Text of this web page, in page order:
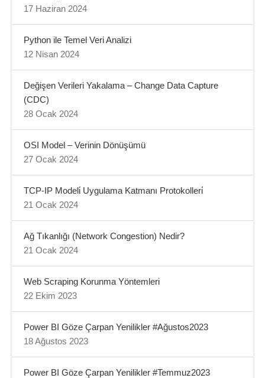
17 Haziran 2024
Python ile Temel Veri Analizi
12 Nisan 2024
Değişen Verileri Yakalama – Change Data Capture
(CDC)
28 Ocak 2024
OSI Model – Verinin Dönüşümü
27 Ocak 2024
TCP-IP Modeli̇ Uygulama Katmanı Protokolleri̇
21 Ocak 2024
Ağ Tıkanlığı (Network Congestion) Nedir?
21 Ocak 2024
Web Scraping Korunma Yöntemleri
22 Ekim 2023
Power BI Göze Çarpan Yenilikler #Ağustos2023
18 Ağustos 2023
Power BI Göze Çarpan Yenilikler #Temmuz2023